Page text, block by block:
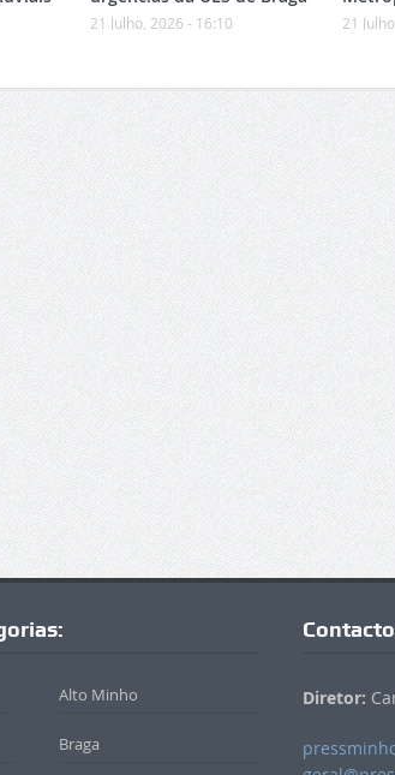
21 Julho, 2026 - 16:10 21
Alto Minho
Braga
Diretor: